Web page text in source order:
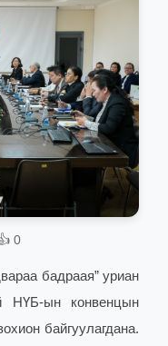
0
бадраая” уриан
НҮБ-ын конвенцын
байгуулагдана.